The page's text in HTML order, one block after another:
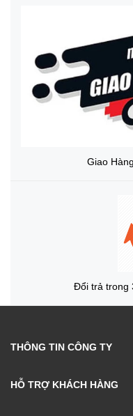
Giao
Đổi trả trong
THÔNG TIN CÔNG TY
HỖ TRỢ KHÁCH HÀNG